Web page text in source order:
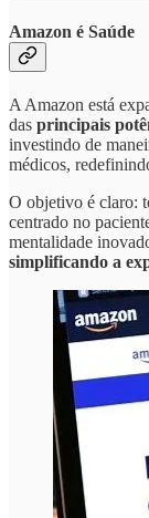
Amazon é Saúde
A Amazon está
das principais
investindo de
médicos,
O objetivo é claro:
centrado no
mentalidade
simplificando a